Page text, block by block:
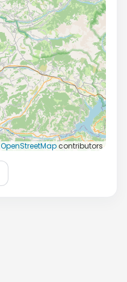
OpenStreetMapcontributors